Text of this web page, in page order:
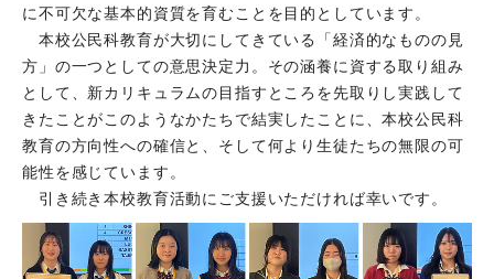
に不可欠な基本的資質を育むことを目的としています。
本校公民科教育が大切にしてきている「経済的なものの見
方」の一つとしての意思決定力。その涵養に資する取り組み
として、新カリキュラムの目指すところを先取りし実践して
きたことがこのようなかたちで結実したことに、本校公民科
教育の方向性への確信と、そして何より生徒たちの無限の可
能性を感じています。
引き続き本校教育活動にご支援いただければ幸いです。